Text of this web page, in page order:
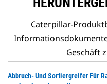
Caterpillar-
Geschäft
Abbruch- Und Sortiergreifer Für